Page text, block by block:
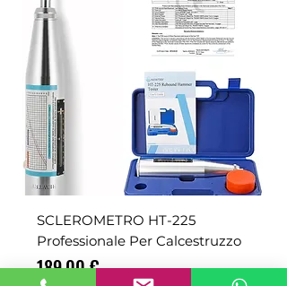
SCLEROMETRO HT-225
Professionale Per Calcestruzzo
Prezzo
189,00 €